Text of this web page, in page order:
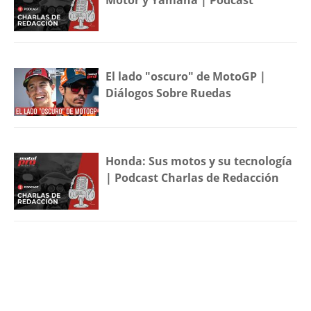
El lado "oscuro" de MotoGP |
Diálogos Sobre Ruedas
Honda: Sus motos y su tecnología
| Podcast Charlas de Redacción